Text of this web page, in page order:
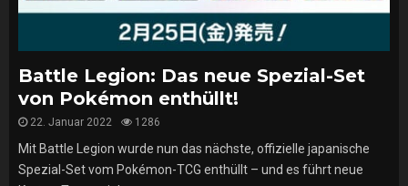
Battle Legion: Das neue Spezial-Set
von Pokémon enthüllt!
22. Januar 2022 1286
Mit Battle Legion wurde nun das nächste, offizielle japanische
Spezial-Set vom Pokémon-TCG enthüllt – und es führt neue